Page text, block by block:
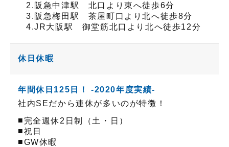
2.阪急中津駅 北口より東へ徒歩6分
3.阪急梅田駅 茶屋町口より北へ徒歩8分
4.JR大阪駅 御堂筋北口より北へ徒歩12分
休日休暇
年間休日125日！ -2020年度実績-
社内SEだから連休が多いのが特徴！
■ 完全週休2日制（土・日）
■祝日
■GW休暇